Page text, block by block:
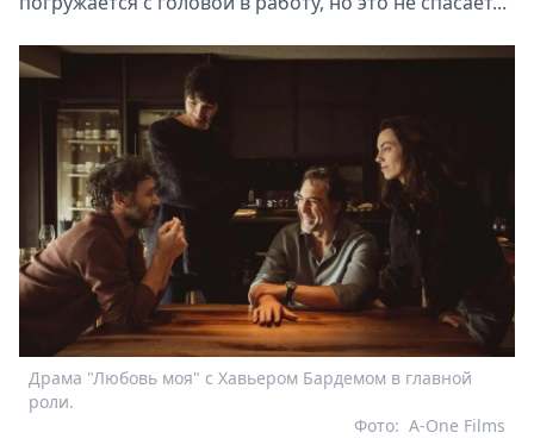
Драма "Любовь моя" с Хавьером Бардемом в главной
роли.
A-One Films
Фото: